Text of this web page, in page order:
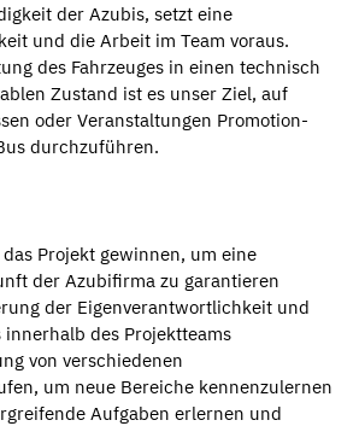
der Azubis, setzt eine
und die Arbeit im Team voraus.
des Fahrzeuges in einen technisch
Zustand ist es unser Ziel, auf
oder Veranstaltungen Promotion-
durchzuführen.
Projekt gewinnen, um eine
der Azubifirma zu garantieren
der Eigenverantwortlichkeit und
innerhalb des Projektteams
von verschiedenen
um neue Bereiche kennenzulernen
Aufgaben erlernen und